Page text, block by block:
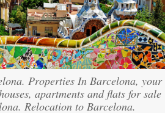
Properties In Barcelona, your
apartments and flats for sale
Relocation to Barcelona.